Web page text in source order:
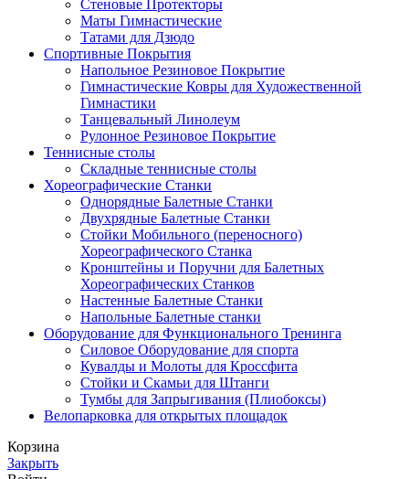
Стеновые Протекторы
Маты Гимнастические
Татами для Дзюдо
Спортивные Покрытия
Напольное Резиновое Покрытие
Гимнастические Ковры для Художественной
Гимнастики
Танцевальный Линолеум
Рулонное Резиновое Покрытие
Теннисные столы
Складные теннисные столы
Хореографические Станки
Однорядные Балетные Станки
Двухрядные Балетные Станки
Стойки Мобильного (переносного)
Хореографического Станка
Кронштейны и Поручни для Балетных
Хореографических Станков
Настенные Балетные Станки
Напольные Балетные станки
Оборудование для Функционального Тренинга
Силовое Оборудование для спорта
Кувалды и Молоты для Кроссфита
Стойки и Скамьи для Штанги
Тумбы для Запрыгивания (Плиобоксы)
Велопарковка для открытых площадок
Корзина
Закрыть